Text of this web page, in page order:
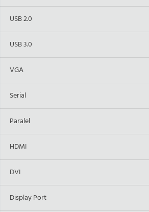
USB 2.0
USB 3.0
VGA
Serial
Paralel
HDMI
DVI
Display Port